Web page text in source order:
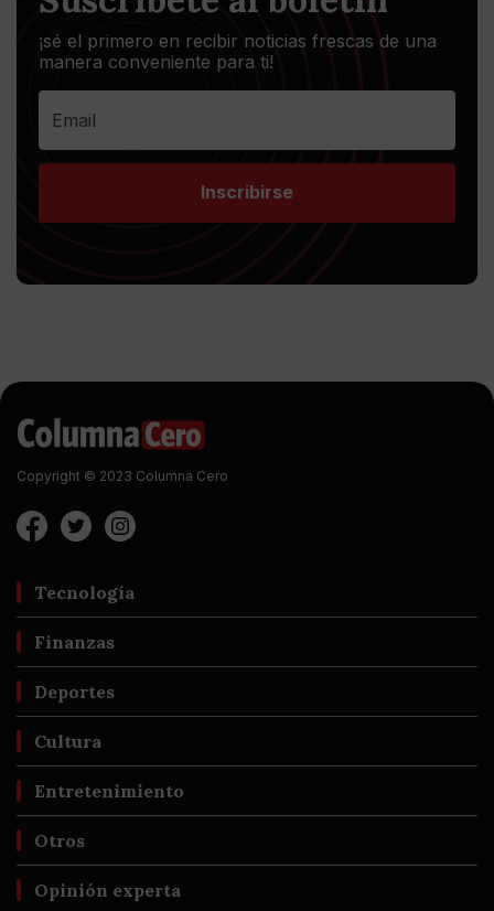
¡sé el primero en recibir noticias frescas de una
manera conveniente para ti!
Inscribirse
Copyright © 2023 Columna Cero
Tecnología
Finanzas
Deportes
Cultura
Entretenimiento
Otros
Opinión experta